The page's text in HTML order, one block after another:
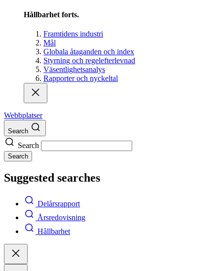
Hållbarhet forts.
Framtidens industri
Mål
Globala åtaganden och index
Styrning och regelefterlevnad
Väsentlighetsanalys
Rapporter och nyckeltal
Webbplatser
Search
Search
Search
Suggested searches
Delårsrapport
Årsredovisning
Hållbarhet